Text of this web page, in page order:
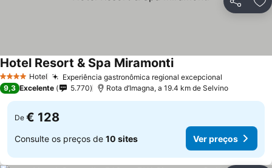
Partilhar
4 EstrelasHotel Experiência gastronômica regional excepcional
Hotel Resort & Spa Miramonti
9,3 Excelente 5.770 Rota d’Imagna, a 19.4 km de Selvino
De € 128
Consulte os preços de 10 sites Ver preços